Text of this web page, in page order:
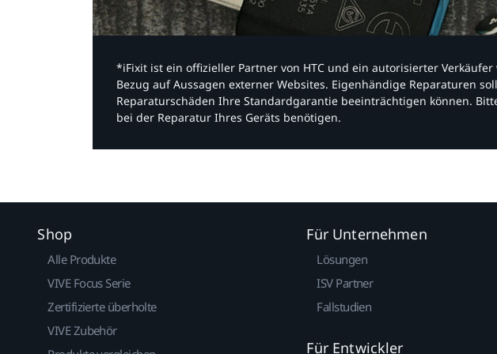
*iFixit ist ein offizieller Partner von HTC und ein autorisierter
Bezug auf Aussagen externer Websites. Eigenhändige Reparaturen
Reparaturschäden Ihre Standardgarantie beeinträchtigen können.
bei der Reparatur Ihres Geräts benötigen.​
Shop
Alle Produkte
VIVE Focus Serie
Zertifizierte überholte
VIVE Zubehör
Für Unternehmen
Lösungen
ISV Partner
Fallstudien
Für Entwickler